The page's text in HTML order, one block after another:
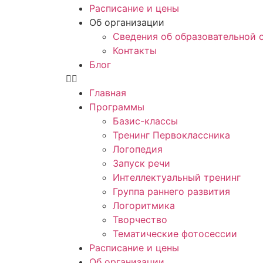
Расписание и цены
Об организации
Сведения об образовательной
Контакты
Блог
Главная
Программы
Базис-классы
Тренинг Первоклассника
Логопедия
Запуск речи
Интеллектуальный тренинг
Группа раннего развития
Логоритмика
Творчество
Тематические фотосессии
Расписание и цены